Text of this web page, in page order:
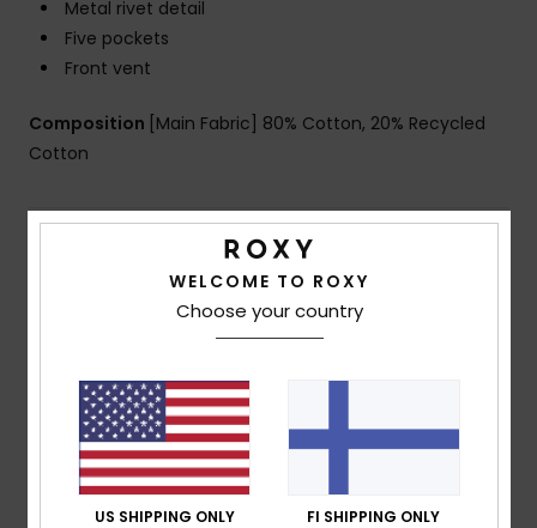
Metal rivet detail
Five pockets
Front vent
Composition [Main Fabric] 80% Cotton, 20% Recycled
Cotton
Shipping & Returns
Customer Reviews
Average Score
5.0
WELCOME TO ROXY
Choose your country
US SHIPPING ONLY FI SHIPPING ONLY